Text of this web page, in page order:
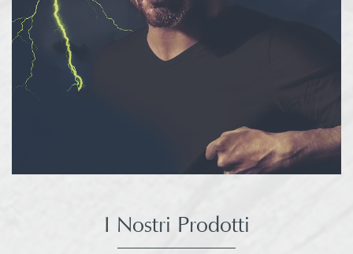
I Nostri Prodotti